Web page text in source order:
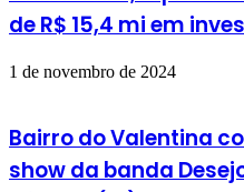
de R$ 15,4 mi em
1 de novembro de 2024
Bairro do Valentina
show da banda